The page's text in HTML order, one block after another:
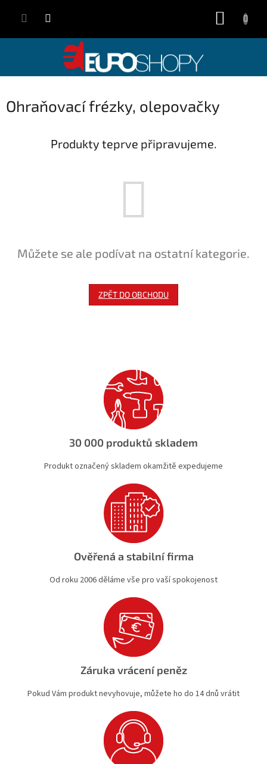
Ohraňovací frézky, olepovačky
Produkty teprve připravujeme.
Můžete se ale podívat na ostatní kategorie.
ZPĚT DO OBCHODU
30 000 produktů skladem
Produkt označený skladem okamžitě expedujeme
Ověřená a stabilní firma
Od roku 2006 děláme vše pro vaší spokojenost
Záruka vrácení peněz
Pokud Vám produkt nevyhovuje, můžete ho do 14 dnů vrátit